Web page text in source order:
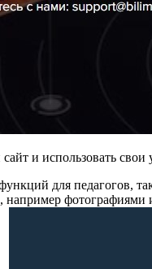
и использовать
для педагогов,
например